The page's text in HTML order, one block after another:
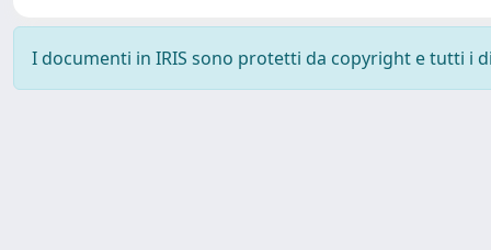
I documenti in IRIS sono protetti da copyright e tutti i